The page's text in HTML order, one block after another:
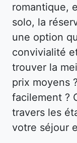
romantique,
solo, la
une option
convivialité
trouver la
prix moyens
facilement ?
travers les
votre séjour